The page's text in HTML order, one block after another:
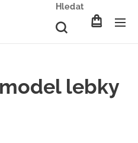
Hledat
lebky